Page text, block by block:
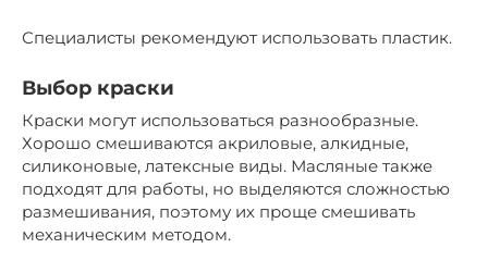
Специалисты рекомендуют использовать пластик.
Выбор краски
Краски могут использоваться разнообразные.
Хорошо смешиваются акриловые, алкидные,
силиконовые, латексные виды. Масляные также
подходят для работы, но выделяются сложностью
размешивания, поэтому их проще смешивать
механическим методом.